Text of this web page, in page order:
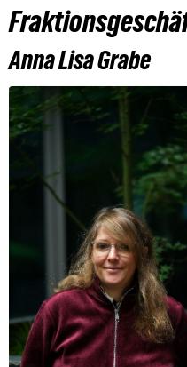
Anna Lisa Grabe